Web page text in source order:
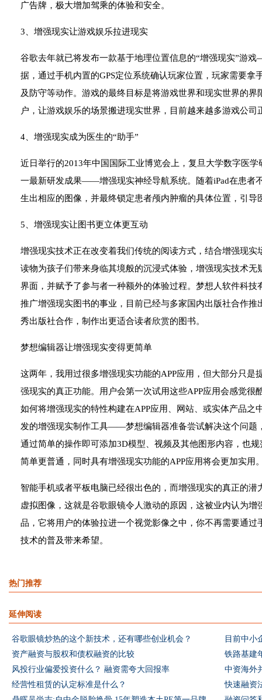
广告牌，极大增加驾乘的体验和安全。
3、增强现实让游戏娱乐拉进现实
谷歌去年就已将发布一款基于地理位置信息的“增强现实”游
据，通过手机内置的GPS定位系统确认玩家位置，玩家需要拿
及防守等动作。游戏的最终目标是将游戏世界和现实世界的
户，让游戏娱乐的场景搬进现实世界，目前越来越多游戏公司
4、增强现实成为医生的“助手”
近日举行的2013年中国国际工业博览会上，复旦大学数字医
一最新研发成果——增强现实神经导航系统。随着iPad在患者
生出相应的图像，并最终锁定患者颅内肿瘤的具体位置，引导
5、增强现实让图书更立体更互动
增强现实技术正在改变着我们传统的阅读方式，结合增强现
读物为孩子们带来身临其境般的沉浸式体验，增强现实技术
界面，并赋予了参与者一种额外的体验过程。梦想人软件科
推广增强现实图书的事业，目前已经与多家国内出版社合作
秀出版社合作，制作出更适合读者欣赏的图书。
梦想编辑器让增强现实变得更简单
这两年，我用过很多增强现实功能的APP应用，但大部分只是
强现实的真正功能。用户会第一次试用这些APP应用会感觉很
如何将增强现实的特性构建在APP应用、网站、或实体产品之
发的增强现实制作工具——梦想编辑器准备尝试解决这个问题
通过简单的操作即可添加3D模型、视频及其他图形内容，也
简单更普通，同时具有增强现实功能的APP应用将会更加实用
智能手机或者平板电脑已经很出色的，而增强现实的真正的
虚拟图像，这就是谷歌眼镜令人激动的原因，这被业内认为
品，它将用户的体验拉进一个视觉影像之中，你不再需要通
技术的普及带来希望。
热门推荐
延伸阅读
谷歌眼镜炒热的这个新技术，还有哪些创业机会？
目前中小
资产融资与股权和债权融资的比较
铁路基建
风投行业偏爱投资什么？ 融资需夸大回报率
中资海外
经营性租赁的认定标准是什么？
快速融资